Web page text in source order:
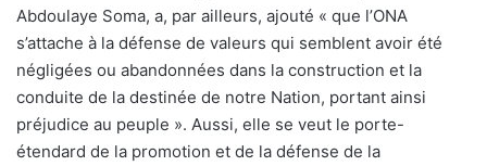
Abdoulaye Soma, a, par ailleurs, ajouté « que l’ONA
s’attache à la défense de valeurs qui semblent avoir été
négligées ou abandonnées dans la construction et la
conduite de la destinée de notre Nation, portant ainsi
préjudice au peuple ». Aussi, elle se veut le porte-
étendard de la promotion et de la défense de la